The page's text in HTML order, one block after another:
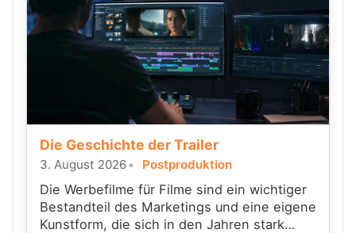
Die Geschichte der Trailer
3. August 2026 Postproduktion
Die Werbefilme für Filme sind ein wichtiger
Bestandteil des Marketings und eine eigene
Kunstform, die sich in den Jahren stark